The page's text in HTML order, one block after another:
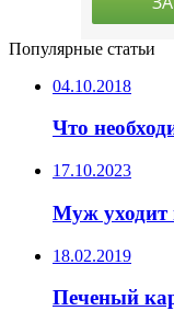
Популярные статьи
04.10.2018
Что
17.10.2023
Муж уходит
18.02.2019
Печеный